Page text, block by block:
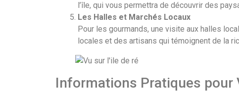
l’île, qui vous permettra de découvrir des
Les Halles et Marchés Locaux
Pour les gourmands, une visite aux halles
locales et des artisans qui témoignent de la
Informations Pratiques pour